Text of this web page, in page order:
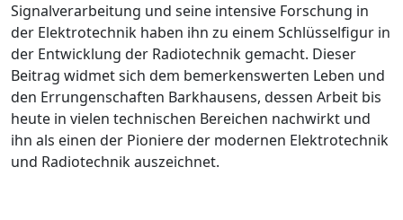
Signalverarbeitung und seine intensive Forschung in
der Elektrotechnik haben ihn zu einem Schlüsselfigur in
der Entwicklung der Radiotechnik gemacht. Dieser
Beitrag widmet sich dem bemerkenswerten Leben und
den Errungenschaften Barkhausens, dessen Arbeit bis
heute in vielen technischen Bereichen nachwirkt und
ihn als einen der Pioniere der modernen Elektrotechnik
und Radiotechnik auszeichnet.